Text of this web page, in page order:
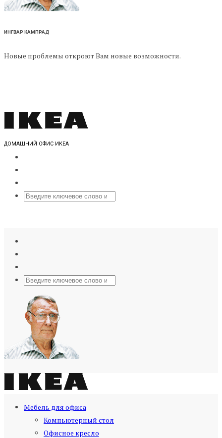
ИНГВАР КАМПРАД
Новые проблемы откроют Вам новые возможности.
ДОМАШНИЙ ОФИС ИКЕА
Мебель для офиса
Компьютерный стол
Офисное кресло